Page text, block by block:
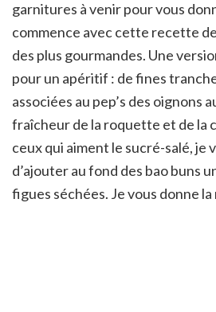
garnitures à venir pour vous
commence avec cette recette
des plus gourmandes. Une
pour un apéritif : de fines
associées au pep’s des oignons
fraîcheur de la roquette et de la
ceux qui aiment le sucré-salé, je
d’ajouter au fond des bao buns
figues séchées. Je vous donne